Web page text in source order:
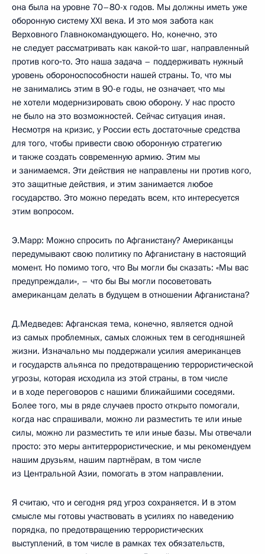
она была на уровне 70–80-х годов. Мы должны иметь уже
оборонную систему XXI века. И это моя забота как
Верховного Главнокомандующего. Но, конечно, это
не следует рассматривать как какой‑то шаг, направленный
против кого‑то. Это наша задача – поддерживать нужный
уровень обороноспособности нашей страны. То, что мы
не занимались этим в 90-е годы, не означает, что мы
не хотели модернизировать свою оборону. У нас просто
не было на это возможностей. Сейчас ситуация иная.
Несмотря на кризис, у России есть достаточные средства
для того, чтобы привести свою оборонную стратегию
и также создать современную армию. Этим мы
и занимаемся. Эти действия не направлены ни против кого,
это защитные действия, и этим занимается любое
государство. Это можно передать всем, кто интересуется
этим вопросом.
Э.Марр: Можно спросить по Афганистану? Американцы
передумывают свою политику по Афганистану в настоящий
момент. Но помимо того, что Вы могли бы сказать: «Мы вас
предупреждали», – что бы Вы могли посоветовать
американцам делать в будущем в отношении Афганистана?
Д.Медведев: Афганская тема, конечно, является одной
из самых проблемных, самых сложных тем в сегодняшней
жизни. Изначально мы поддержали усилия американцев
и государств альянса по предотвращению террористической
угрозы, которая исходила из этой страны, в том числе
и в ходе переговоров с нашими ближайшими соседями.
Более того, мы в ряде случаев просто открыто помогали,
когда нас спрашивали, можно ли разместить те или иные
силы, можно ли разместить те или иные базы. Мы отвечали
просто: это меры антитеррористические, и мы рекомендуем
нашим друзьям, нашим партнёрам, в том числе
из Центральной Азии, помогать в этом направлении.
Я считаю, что и сегодня ряд угроз сохраняется. И в этом
смысле мы готовы участвовать в усилиях по наведению
порядка, по предотвращению террористических
выступлений, в том числе в рамках тех обязательств,